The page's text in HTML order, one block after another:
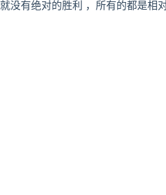
有绝对的胜利 ，所有的都是相